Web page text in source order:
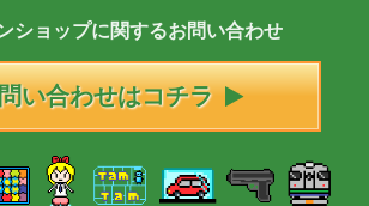
ショップに関するお問い合わせ
い合わせはコチラ